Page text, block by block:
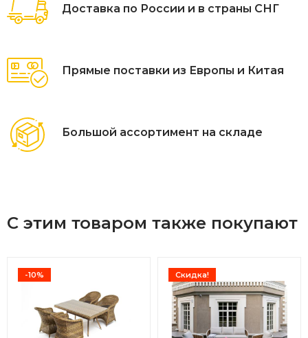
Доставка по России и в страны СНГ
Прямые поставки из Европы и Китая
Большой ассортимент на складе
С этим товаром также покупают
-10% Скидка!